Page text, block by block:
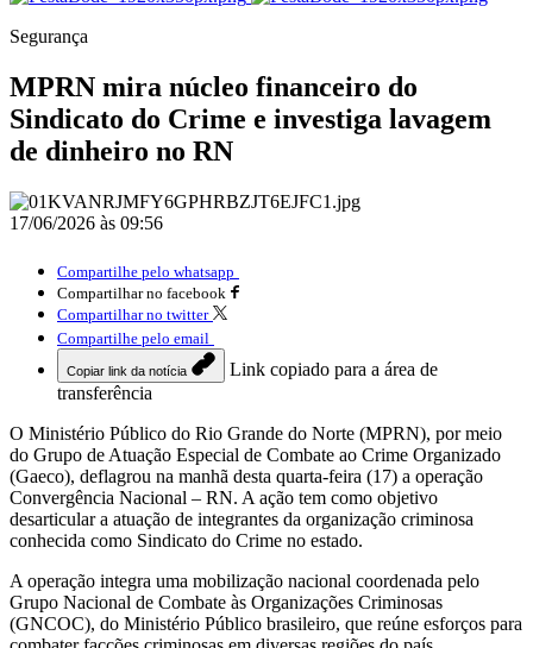
Segurança
MPRN mira núcleo financeiro do
Sindicato do Crime e investiga lavagem
de dinheiro no RN
17/06/2026 às 09:56
Compartilhe pelo whatsapp
Compartilhar no facebook
Compartilhar no twitter
Compartilhe pelo email
Copiar link da notícia
Link copiado para a área de
transferência
O Ministério Público do Rio Grande do Norte (MPRN), por meio
do Grupo de Atuação Especial de Combate ao Crime Organizado
(Gaeco), deflagrou na manhã desta quarta-feira (17) a operação
Convergência Nacional – RN. A ação tem como objetivo
desarticular a atuação de integrantes da organização criminosa
conhecida como Sindicato do Crime no estado.
A operação integra uma mobilização nacional coordenada pelo
Grupo Nacional de Combate às Organizações Criminosas
(GNCOC), do Ministério Público brasileiro, que reúne esforços para